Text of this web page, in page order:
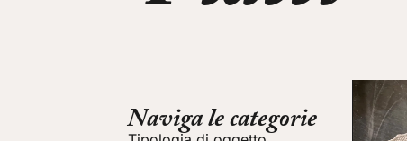
Naviga le categorie